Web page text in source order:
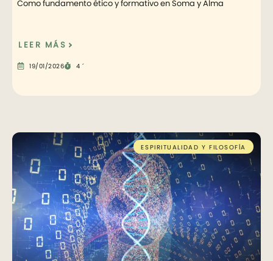
Como fundamento ético y formativo en Soma y Alma
LEER MÁS
19/01/2026 4 ´
ESPIRITUALIDAD Y FILOSOFÍA